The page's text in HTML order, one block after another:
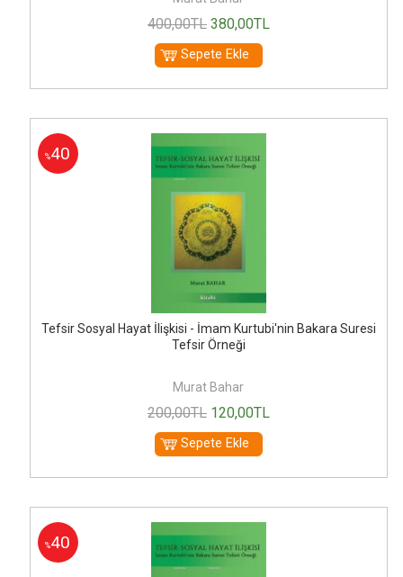
400,00TL 380,00TL
Sepete Ekle
%40
Tefsir Sosyal Hayat İlişkisi - İmam Kurtubi'nin Bakara Suresi
Tefsir Örneği
Murat Bahar
200,00TL 120,00TL
Sepete Ekle
%40